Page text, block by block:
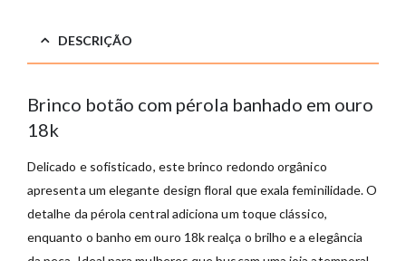
DESCRIÇÃO
Brinco botão com pérola banhado em ouro
18k
Delicado e sofisticado, este brinco redondo orgânico
apresenta um elegante design floral que exala feminilidade. O
detalhe da pérola central adiciona um toque clássico,
enquanto o banho em ouro 18k realça o brilho e a elegância